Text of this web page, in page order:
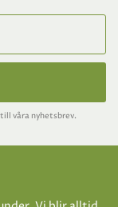
våra nyhetsbrev.